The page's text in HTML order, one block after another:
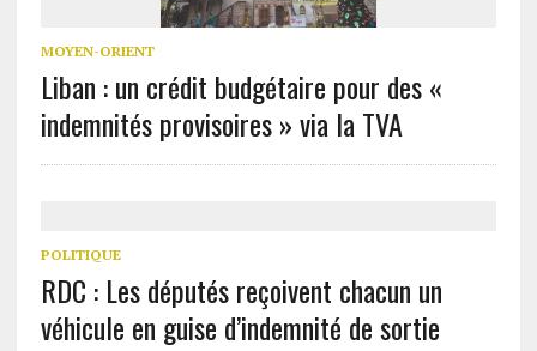
MOYEN-ORIENT
Liban : un crédit budgétaire pour des «
indemnités provisoires » via la TVA
POLITIQUE
RDC : Les députés reçoivent chacun un
véhicule en guise d’indemnité de sortie